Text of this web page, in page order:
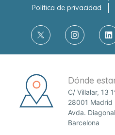
Política de privacidad
Dónde
C/ Villalar, 13
28001 Madrid
Avda.
Barcelona